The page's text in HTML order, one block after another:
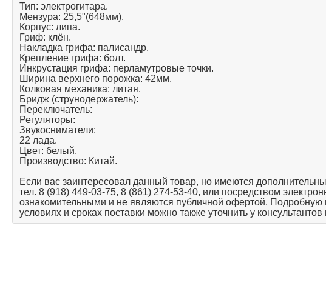
Тип: электрогитара.
Мензура: 25,5"(648мм).
Корпус: липа.
Гриф: клён.
Накладка грифа: палисандр.
Крепление грифа: болт.
Инкрустация грифа: перламутровые точки.
Ширина верхнего порожка: 42мм.
Колковая механика: литая.
Бридж (струнодержатель):
Переключатель:
Регуляторы:
Звукосниматели:
22 лада.
Цвет: белый.
Производство: Китай.
Если вас заинтересовал данный товар, но имеются
тел. 8 (918) 449-03-75, 8 (861) 274-53-40, или посредством
ознакомительными и не являются публичной офертой.
условиях и сроках поставки можно также уточнить у консультантов